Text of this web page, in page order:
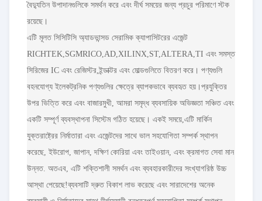
বৈদ্যুতিন উপাদানগুলিকে সমর্থন করে এবং দীর্ঘ সময়ের জন্য প্রচুর পরিমাণে স্টক
রয়েছে।
এটি মূলত সিসিটিসি অ্যাডভান্সড সেরামিক ক্যাপাসিটরের এজেন্ট
RICHTEK,SGMRICO,AD,XILINX,ST,ALTERA,TI এবং সমস্ত
সিরিজের IC এবং রেজিস্টর,ইন্ডাক্টর এবং মোল্ডগুলিতে বিতরণ করে। পণ্যগুলি
বহনযোগ্য ইলেকট্রনিক পণ্যগুলির ক্ষেত্রে ব্যাপকভাবে ব্যবহৃত হয়।প্রযুক্তির
উপর ভিত্তি করে এবং বাজারমুখী, আমরা সমৃদ্ধ ব্যবসায়িক অভিজ্ঞতা সঞ্চিত এবং
একটি সম্পূর্ণ ব্যবস্থাপনা সিস্টেম গঠিত হয়েছে। একই সময়ে,এটি মার্কিন
যুক্তরাষ্ট্রের নির্মাতারা এবং এজেন্টদের সাথে ভাল সহযোগিতা সম্পর্ক স্থাপন
করেছে, ইউরোপ, জাপান, দক্ষিণ কোরিয়া এবং তাইওয়ান, এবং ক্রমাগত সেবা মান
উন্নত. অতএব, এটি শক্তিশালী সমর্থন এবং ব্যবহারকারীদের সংখ্যাগরিষ্ঠ উচ্চ
আস্থা পেয়েছে!ব্যবসাটি দ্রুত বিকাশ লাভ করেছে এবং সারাদেশের অনেক